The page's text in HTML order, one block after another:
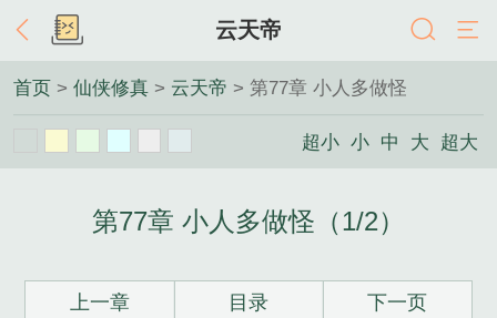
云天帝
首页 > 仙侠修真 > 云天帝 > 第77章 小人多做怪
超小 小 中 大 超大
第77章 小人多做怪（1/2）
上一章 目录 下一页